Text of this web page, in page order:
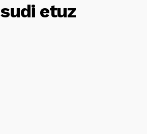
sudi etuz